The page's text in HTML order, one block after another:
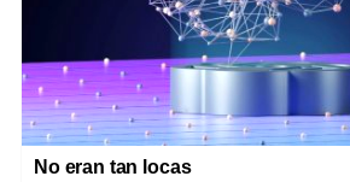
No eran tan locas